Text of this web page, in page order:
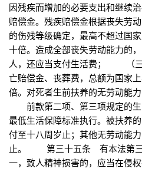
因残疾而增加的必要支出和继续
赔偿金。残疾赔偿金根据丧失劳
的伤残等级确定，最高不超过国
十倍。造成全部丧失劳动能力的
人，还应当支付生活费； （三
亡赔偿金、丧葬费，总额为国家
倍。对死者生前扶养的无劳动能
前款第二项、第三项规定的生
最低生活保障标准执行。被扶养
付至十八周岁止；其他无劳动能
止。 第三十五条 有本法第三
一，致人精神损害的，应当在侵